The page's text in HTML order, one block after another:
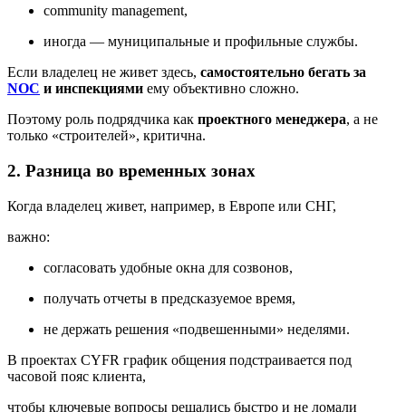
community management,
иногда — муниципальные и профильные службы.
Если владелец не живет здесь, самостоятельно бегать за
NOC и инспекциями ему объективно сложно.
Поэтому роль подрядчика как проектного менеджера, а не
только «строителей», критична.
2. Разница во временных зонах
Когда владелец живет, например, в Европе или СНГ,
важно:
согласовать удобные окна для созвонов,
получать отчеты в предсказуемое время,
не держать решения «подвешенными» неделями.
В проектах CYFR график общения подстраивается под
часовой пояс клиента,
чтобы ключевые вопросы решались быстро и не ломали